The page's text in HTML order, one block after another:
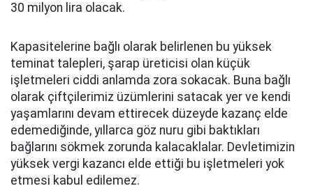
30 milyon lira olacak.
Kapasitelerine bağlı olarak belirlenen bu yüksek
teminat talepleri, şarap üreticisi olan küçük
işletmeleri ciddi anlamda zora sokacak. Buna bağlı
olarak çiftçilerimiz üzümlerini satacak yer ve kendi
yaşamlarını devam ettirecek düzeyde kazanç elde
edemediğinde, yıllarca göz nuru gibi baktıkları
bağlarını sökmek zorunda kalacaklalar. Devletimizin
yüksek vergi kazancı elde ettiği bu işletmeleri yok
etmesi kabul edilemez.